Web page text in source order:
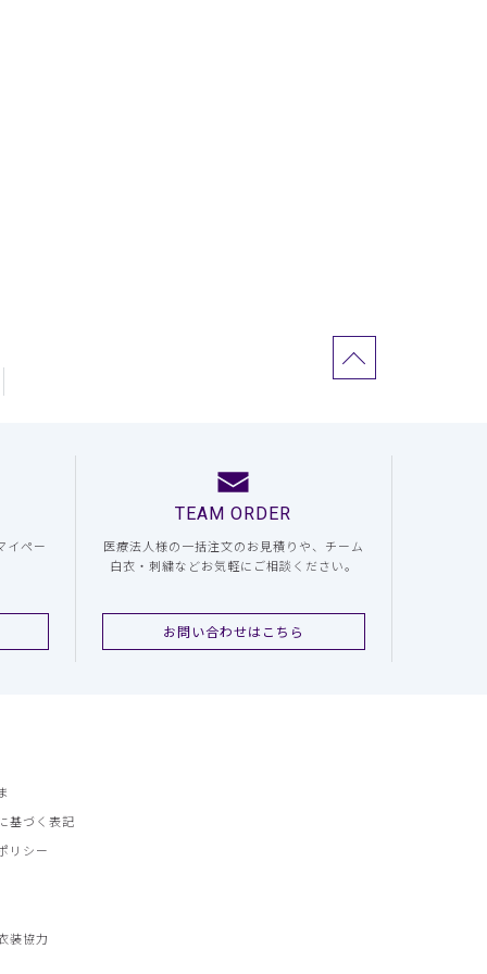
イペー
TEAM ORDER
医療法人様の一括注文のお見積りや、チーム
白衣・刺繍などお気軽にご相談ください。
お問い合わせはこちら
基づく表記
リシー
装協力